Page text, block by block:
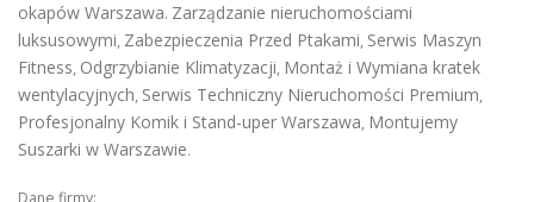
okapów Warszawa. Zarządzanie nieruchomościami
luksusowymi, Zabezpieczenia Przed Ptakami, Serwis Maszyn
Fitness, Odgrzybianie Klimatyzacji, Montaż i Wymiana kratek
wentylacyjnych, Serwis Techniczny Nieruchomości Premium,
Profesjonalny Komik i Stand-uper Warszawa, Montujemy
Suszarki w Warszawie.